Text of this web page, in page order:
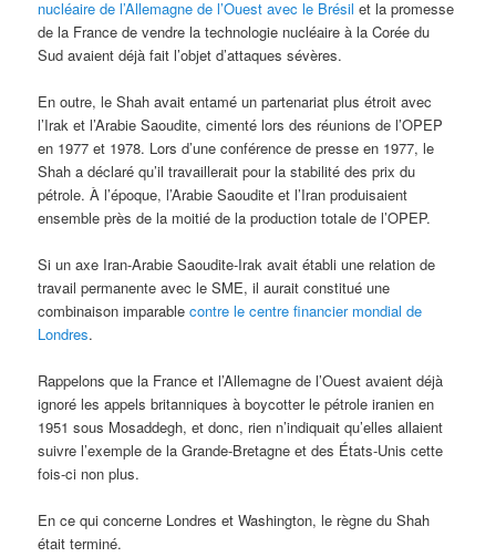
nucléaire de l’Allemagne de l’Ouest avec le Brésil et la promesse
de la France de vendre la technologie nucléaire à la Corée du
Sud avaient déjà fait l’objet d’attaques sévères.
En outre, le Shah avait entamé un partenariat plus étroit avec
l’Irak et l’Arabie Saoudite, cimenté lors des réunions de l’OPEP
en 1977 et 1978. Lors d’une conférence de presse en 1977, le
Shah a déclaré qu’il travaillerait pour la stabilité des prix du
pétrole. À l’époque, l’Arabie Saoudite et l’Iran produisaient
ensemble près de la moitié de la production totale de l’OPEP.
Si un axe Iran-Arabie Saoudite-Irak avait établi une relation de
travail permanente avec le SME, il aurait constitué une
combinaison imparablecontre le centre financier mondial de
Londres.
Rappelons que la France et l’Allemagne de l’Ouest avaient déjà
ignoré les appels britanniques à boycotter le pétrole iranien en
1951 sous Mosaddegh, et donc, rien n’indiquait qu’elles allaient
suivre l’exemple de la Grande-Bretagne et des États-Unis cette
fois-ci non plus.
En ce qui concerne Londres et Washington, le règne du Shah
était terminé.